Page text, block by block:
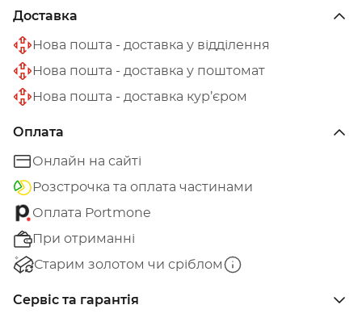
Доставка
Нова пошта - доставка у відділення
Нова пошта - доставка у поштомат
Нова пошта - доставка кур’єром
Оплата
Онлайн на сайті
Розстрочка та оплата частинами
Оплата Portmone
При отриманні
Старим золотом чи сріблом
Сервіс та гарантія